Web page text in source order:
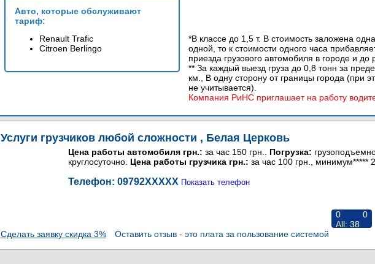
Авто, которые обслуживают
тариф:
Renault Trafic
Citroen Berlingo
*В классе до 1,5 т. В стоимость заложена
одной, то к стоимости одного часа
приезда грузового автомобиля в городе и до
** За каждый выезд груза до 0,8 тонн за
км., В одну сторону от границы города (при
не учитывается).
Компания РиНС приглашает на работу
Услуги грузчиков любой сложности , Белая Церковь
Цена работы автомобиля грн.: за час 150 грн.. Погрузка:
круглосуточно. Цена работы грузчика грн.: за час 100 грн., минимум***** 2
Телефон: 09792XXXXXПоказать телефон
Сделать заявку скидка 3% Оставить отзыв - это плата за пользование системой
0
0
All: 38